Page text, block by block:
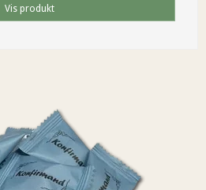
Vis produkt